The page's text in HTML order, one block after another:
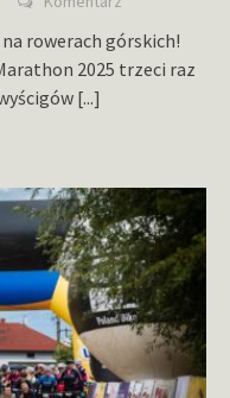
rowerach górskich!
2025 trzeci raz
[...]